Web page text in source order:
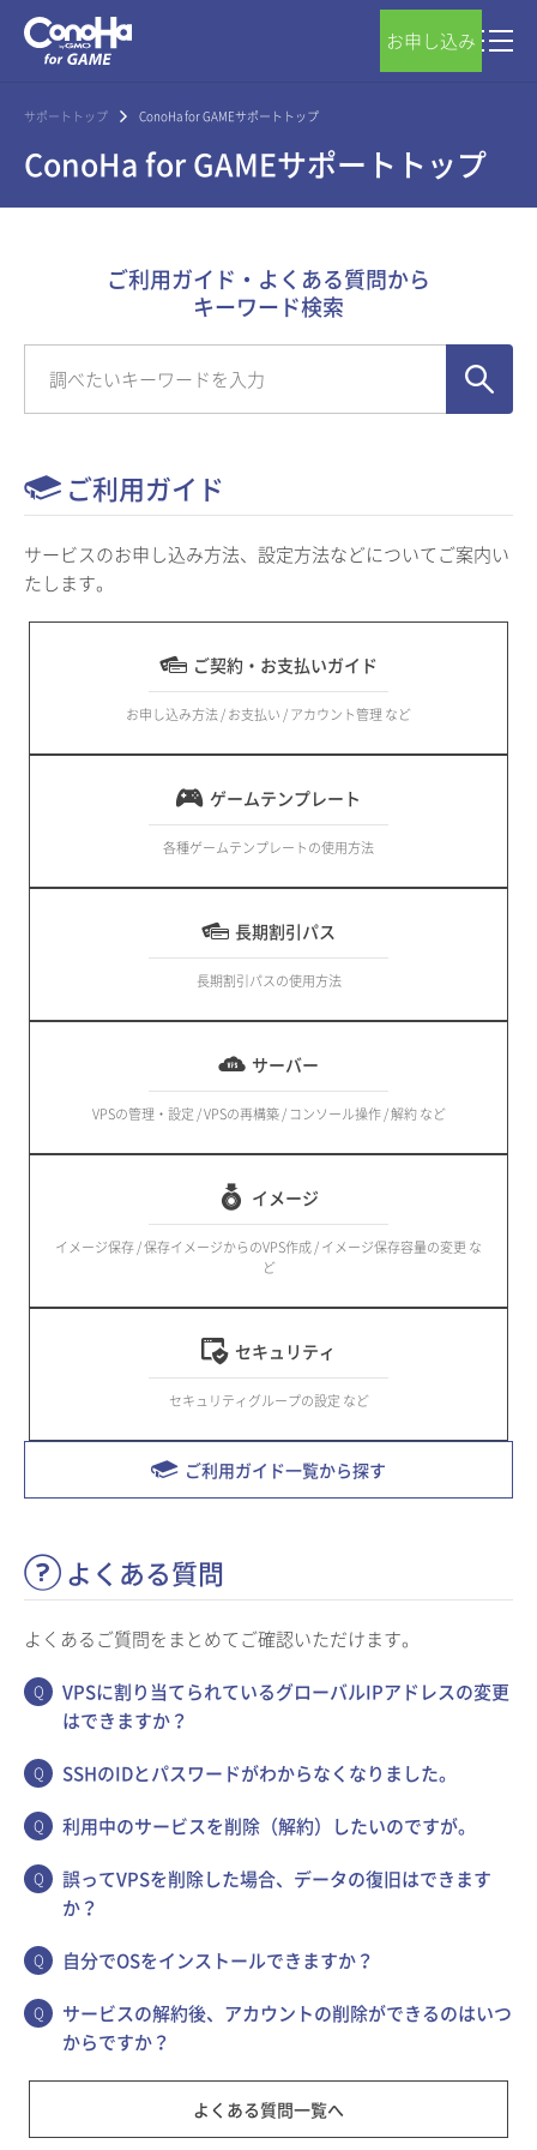
お申し込み
サポートトップ ConoHa for GAMEサポートトップ
ConoHa for GAMEサポートトップ
ご利用ガイド・よくある質問から
キーワード検索
ご利用ガイド
サービスのお申し込み方法、設定方法などについてご案内い
たします。
ご契約・お支払いガイド
お申し込み方法 / お支払い / アカウント管理 など
ゲームテンプレート
各種ゲームテンプレートの使用方法
長期割引パス
長期割引パスの使用方法
サーバー
VPSの管理・設定 / VPSの再構築 / コンソール操作 / 解約 など
イメージ
イメージ保存 / 保存イメージからのVPS作成 / イメージ保存容量の変更 な
ど
セキュリティ
セキュリティグループの設定 など
ご利用ガイド一覧から探す
よくある質問
よくあるご質問をまとめてご確認いただけます。
VPSに割り当てられているグローバルIPアドレスの変更
はできますか？
SSHのIDとパスワードがわからなくなりました。
利用中のサービスを削除（解約）したいのですが。
誤ってVPSを削除した場合、データの復旧はできます
か？
自分でOSをインストールできますか？
サービスの解約後、アカウントの削除ができるのはいつ
からですか？
よくある質問一覧へ